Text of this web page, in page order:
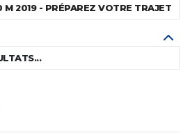
M 2019 - PRÉPAREZ VOTRE TRAJET